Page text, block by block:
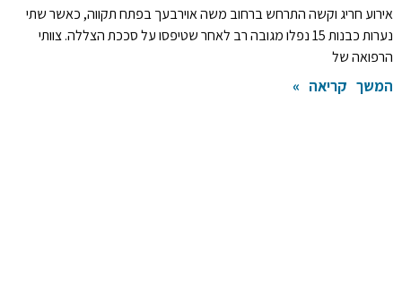
אירוע חריג וקשה התרחש ברחוב משה אוירבעך בפתח תקווה, כאשר שתי
נערות כבנות 15 נפלו מגובה רב לאחר שטיפסו על סככת הצללה. צוותי
הרפואה של
המשך קריאה »